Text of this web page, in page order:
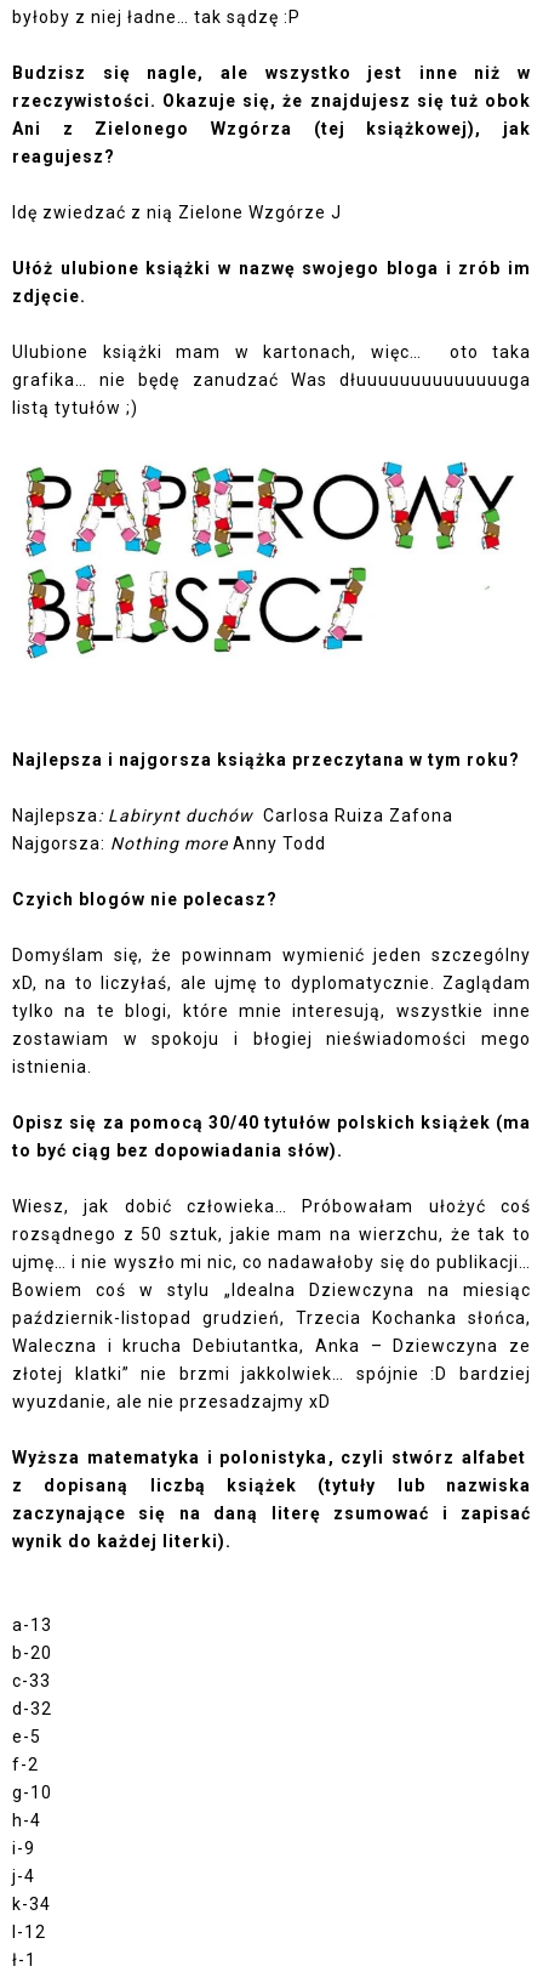
byłoby z niej ładne… tak sądzę :P
Budzisz się nagle, ale wszystko jest inne niż w
rzeczywistości. Okazuje się, że znajdujesz się tuż obok
Ani z Zielonego Wzgórza (tej książkowej), jak
reagujesz?
Idę zwiedzać z nią Zielone Wzgórze J
Ułóż ulubione książki w nazwę swojego bloga i zrób im
zdjęcie.
Ulubione książki mam w kartonach, więc…
oto taka
grafika… nie będę zanudzać Was dłuuuuuuuuuuuuuuga
listą tytułów ;)
Najlepsza i najgorsza książka przeczytana w tym roku?
Najlepsza: Labirynt duchów Carlosa Ruiza Zafona
Najgorsza: Nothing more Anny Todd
Czyich blogów nie polecasz?
Domyślam się, że powinnam wymienić jeden szczególny
xD, na to liczyłaś, ale ujmę to dyplomatycznie. Zaglądam
tylko na te blogi, które mnie interesują, wszystkie inne
zostawiam w spokoju i błogiej nieświadomości mego
istnienia.
Opisz się za pomocą 30/40 tytułów polskich książek (ma
to być ciąg bez dopowiadania słów).
Wiesz, jak dobić człowieka… Próbowałam ułożyć coś
rozsądnego z 50 sztuk, jakie mam na wierzchu, że tak to
ujmę… i nie wyszło mi nic, co nadawałoby się do publikacji…
Bowiem coś w stylu „Idealna Dziewczyna na miesiąc
październik-listopad grudzień, Trzecia Kochanka słońca,
Waleczna i krucha Debiutantka, Anka – Dziewczyna ze
złotej klatki” nie brzmi jakkolwiek… spójnie :D bardziej
wyuzdanie, ale nie przesadzajmy xD
Wyższa matematyka i polonistyka, czyli stwórz alfabet
z dopisaną liczbą książek (tytuły lub nazwiska
zaczynające się na daną literę zsumować i zapisać
wynik do każdej literki).
a-13
b-20
c-33
d-32
e-5
f-2
g-10
h-4
i-9
j-4
k-34
l-12
ł-1